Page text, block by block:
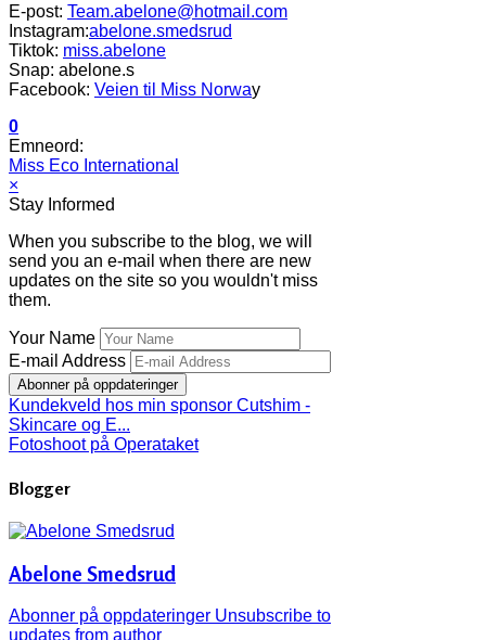
E-post: Team.abelone@hotmail.com
Instagram:abelone.smedsrud
Tiktok: miss.abelone
Snap: abelone.s
Facebook: Veien til Miss Norway
0
Emneord:
Miss Eco International
×
Stay Informed
When you subscribe to the blog, we will
send you an e-mail when there are new
updates on the site so you wouldn't miss
them.
Your Name
E-mail Address
Abonner på oppdateringer
Kundekveld hos min sponsor Cutshim -
Skincare og E...
Fotoshoot på Operataket
Blogger
Abelone Smedsrud
Abonner på oppdateringer Unsubscribe to
updates from author